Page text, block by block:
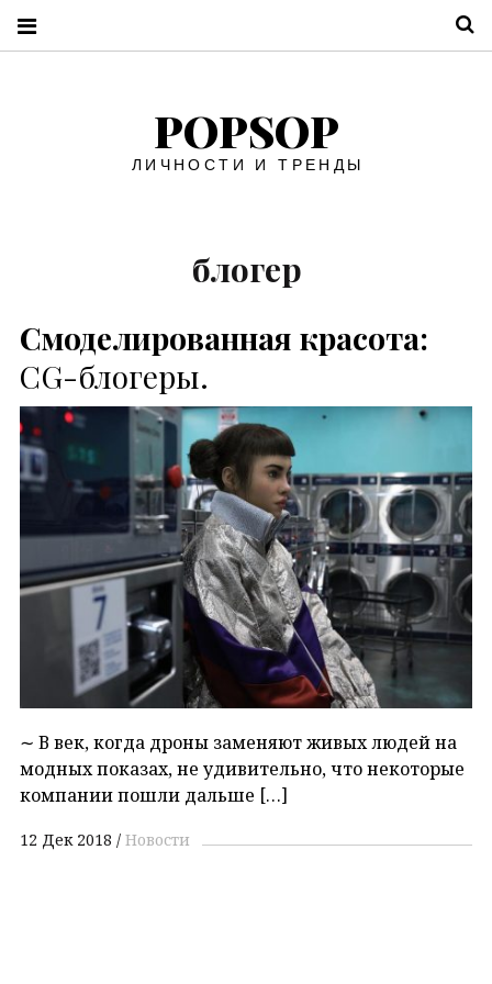
POPSOP
ЛИЧНОСТИ И ТРЕНДЫ
блогер
Смоделированная красота:
CG-блогеры.
∼ В век, когда дроны заменяют живых людей на
модных показах, не удивительно, что некоторые
компании пошли дальше […]
12 Дек 2018 Новости